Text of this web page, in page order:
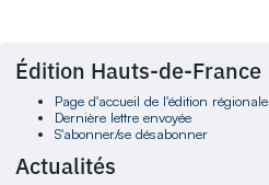
Édition Hauts-de-France
Page d'accueil de l'édition régionale
Dernière lettre envoyée
S'abonner/se désabonner
Actualités